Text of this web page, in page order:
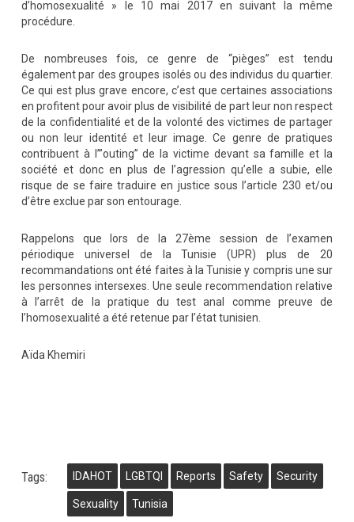
d’homosexualité » le 10 mai 2017 en suivant la même
procédure.
De nombreuses fois, ce genre de “pièges” est tendu
également par des groupes isolés ou des individus du quartier.
Ce qui est plus grave encore, c’est que certaines associations
en profitent pour avoir plus de visibilité de part leur non respect
de la confidentialité et de la volonté des victimes de partager
ou non leur identité et leur image. Ce genre de pratiques
contribuent à l’”outing” de la victime devant sa famille et la
société et donc en plus de l’agression qu’elle a subie, elle
risque de se faire traduire en justice sous l’article 230 et/ou
d’être exclue par son entourage.
Rappelons que lors de la 27ème session de l’examen
périodique universel de la Tunisie (UPR) plus de 20
recommandations ont été faites à la Tunisie y compris une sur
les personnes intersexes. Une seule recommendation relative
à l’arrêt de la pratique du test anal comme preuve de
l’homosexualité a été retenue par l’état tunisien.
Aïda Khemiri
Tags: IDAHOT LGBTQI Reports Safety Security
Sexuality Tunisia